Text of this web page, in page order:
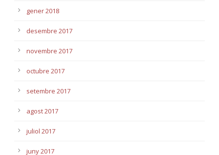
gener 2018
desembre 2017
novembre 2017
octubre 2017
setembre 2017
agost 2017
juliol 2017
juny 2017